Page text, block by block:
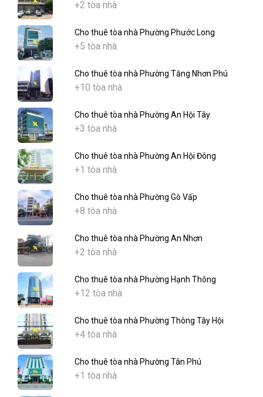
+2 tòa nhà
Cho thuê tòa nhà Phường Phước Long
+5 tòa nhà
Cho thuê tòa nhà Phường Tăng Nhơn Phú
+10 tòa nhà
Cho thuê tòa nhà Phường An Hội Tây
+3 tòa nhà
Cho thuê tòa nhà Phường An Hội Đông
+1 tòa nhà
Cho thuê tòa nhà Phường Gò Vấp
+8 tòa nhà
Cho thuê tòa nhà Phường An Nhơn
+2 tòa nhà
Cho thuê tòa nhà Phường Hạnh Thông
+12 tòa nhà
Cho thuê tòa nhà Phường Thông Tây Hội
+4 tòa nhà
Cho thuê tòa nhà Phường Tân Phú
+1 tòa nhà